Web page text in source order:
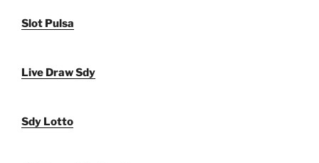
Slot Pulsa
Live Draw Sdy
Sdy Lotto